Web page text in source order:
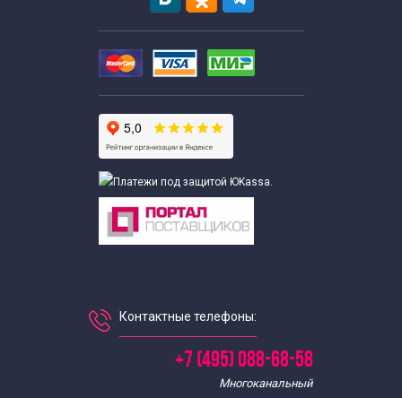
Контактные телефоны:
+7 (495) 088-68-58
Многоканальный